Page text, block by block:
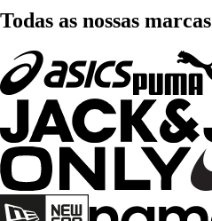
Todas as nossas marcas